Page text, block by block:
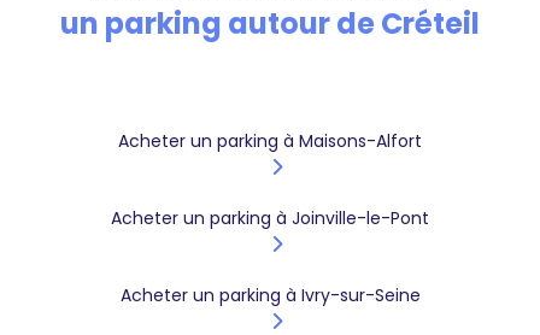
un parking autour de Créteil
Acheter un parking à Maisons-Alfort
Acheter un parking à Joinville-le-Pont
Acheter un parking à Ivry-sur-Seine